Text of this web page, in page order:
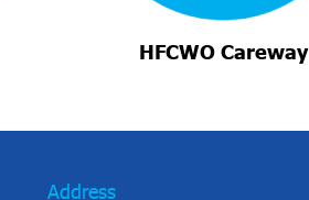
HFCWO Careway
Address